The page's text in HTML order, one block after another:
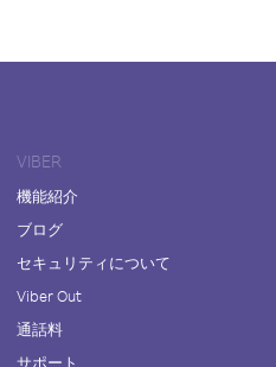
VIBER
機能紹介
ブログ
セキュリティについて
Viber Out
通話料
サポート